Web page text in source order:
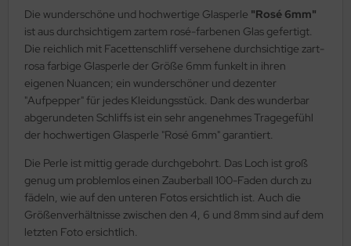
Die wunderschöne und hochwertige Glasperle "Rosé 6mm"
ist aus durchsichtigem zartem rosé-farbenen Glas gefertigt.
Die reichlich mit Facettenschliff versehene durchsichtige zart-
rosa farbige Glasperle der Größe 6mm funkelt in ihren
eigenen Nuancen; ein wunderschöner und dezenter
"Aufpepper" für jedes Kleidungsstück. Dank des wunderbar
abgerundeten Schliffs ist ein sehr angenehmes Tragegefühl
der hochwertigen Glasperle "Rosé 6mm" garantiert.
Die Perle ist mittig gerade durchgebohrt. Das Loch ist groß
genug um problemlos einen Zauberball 100-Faden durch zu
fädeln, wie auf den unteren Fotos ersichtlich ist. Auch die
Größenverhältnisse zwischen den 4, 6 und 8mm sind auf dem
letzten Foto ersichtlich.